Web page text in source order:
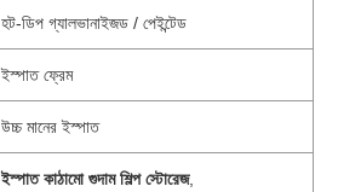
হট-ডিপ গ্যালভানাইজড / পেইন্টেড
ইস্পাত ফ্রেম
উচ্চ মানের ইস্পাত
ইস্পাত কাঠামো গুদাম শিল্প স্টোরেজ,